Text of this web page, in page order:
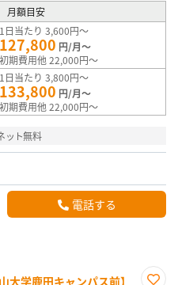
月額目安
1日当たり 3,600円～
127,800 円/月～
初期費用他 22,000円～
1日当たり 3,800円～
133,800 円/月～
初期費用他 22,000円～
ット無料
電話する
大学鹿田キャンパス前】